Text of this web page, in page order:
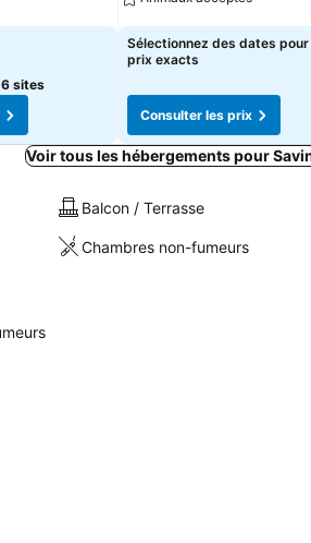
6 sites
Consulter les prix
Sélectionnez des dates pour
prix exacts
Consulter les prix
Voir tous les hébergements pour
Balcon / Terrasse
Chambres non-fumeurs